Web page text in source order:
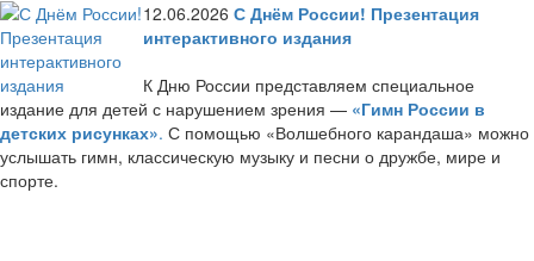
12.06.2026 С Днём России! Презентация
интерактивного издания
К Дню России представляем специальное
издание для детей с нарушением зрения — «Гимн России в
детских рисунках». С помощью «Волшебного карандаша» можно
услышать гимн, классическую музыку и песни о дружбе, мире и
спорте.